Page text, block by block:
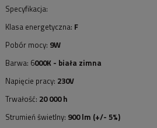
Specyfikacja:
Klasa energetyczna: F
Pobór mocy: 9W
Barwa: 6000K - biała zimna
Napięcie pracy: 230V
Trwałość: 20 000 h
Strumień świetlny: 900 lm (+/- 5%)